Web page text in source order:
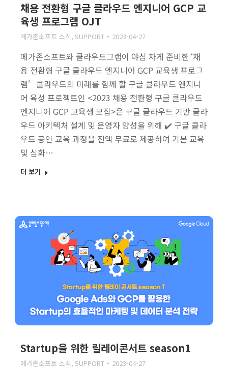
채용 전환형 구글 클라우드 엔지니어 GCP 교
육생 프로그램 OJT
메가존소프트 소식, SUPPORT 2023-04-27
메가존소프트와 클라우드그램이 야심 차게 준비한 ‘채
용 전환형 구글 클라우드 엔지니어 GCP 교육생 프로그
램’ 클라우드의 미래를 함께 할 구글 클라우드 엔지니
어 육성 프로젝트인 <2023 채용 전환형 구글 클라우드
엔지니어 GCP 교육생 모집>은 구글 클라우드 기반 클라
우드 아키텍처 설계 및 운영자 양성을 위해 ✔️ 구글 클라
우드 공인 교육 과정을 전액 무료로 제공하여 기본 교육
및 심화…
더 보기
Startup을 위한 릴레이콘서트 season1
메가존소프트 소식, SUPPORT 2023-04-27